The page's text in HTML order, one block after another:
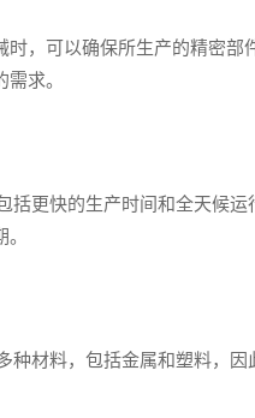
时，可以确保所生产的精密
求。
括更快的生产时间和全天候
种材料，包括金属和塑料，